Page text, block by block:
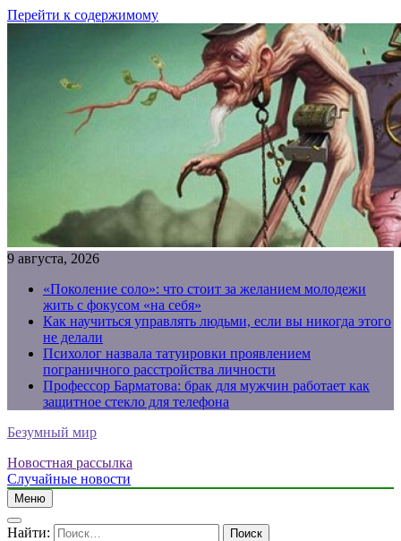
Перейти к содержимому
9 августа, 2026
«Поколение соло»: что стоит за желанием молодежи
жить с фокусом «на себя»
Как научиться управлять людьми, если вы никогда этого
не делали
Психолог назвала татуировки проявлением
пограничного расстройства личности
Профессор Барматова: брак для мужчин работает как
защитное стекло для телефона
Безумный мир
Новостная рассылка
Случайные новости
Меню
Найти: